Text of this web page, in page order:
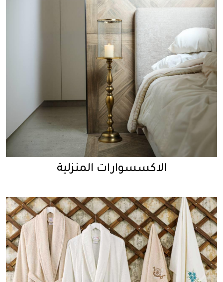
الاكسسوارات المنزلية